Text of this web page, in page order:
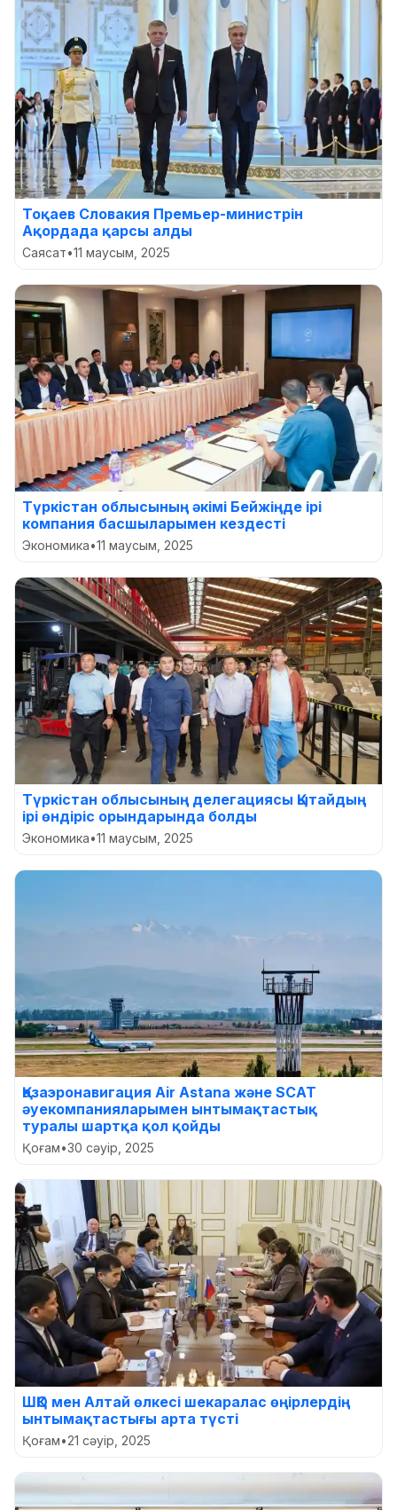
Тоқаев Словакия Премьер-министрін
Ақордада қарсы алды
Саясат•11 маусым, 2025
Түркістан облысының әкімі Бейжіңде ірі
компания басшыларымен кездесті
Экономика•11 маусым, 2025
Түркістан облысының делегациясы Қытайдың
ірі өндіріс орындарында болды
Экономика•11 маусым, 2025
Қазаэронавигация Air Astana және SCAT
әуекомпанияларымен ынтымақтастық
туралы шартқа қол қойды
Қоғам•30 сәуір, 2025
ШҚО мен Алтай өлкесі шекаралас өңірлердің
ынтымақтастығы арта түсті
Қоғам•21 сәуір, 2025